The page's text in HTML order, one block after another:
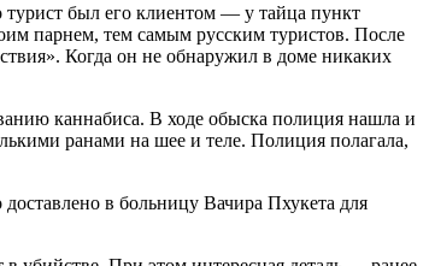
турист был его клиентом — у тайца пункт
парнем, тем самым русским туристов. После
Когда он не обнаружил в доме никаких
каннабиса. В ходе обыска полиция нашла и
ранами на шее и теле. Полиция полагала,
в больницу Вачира Пхукета для